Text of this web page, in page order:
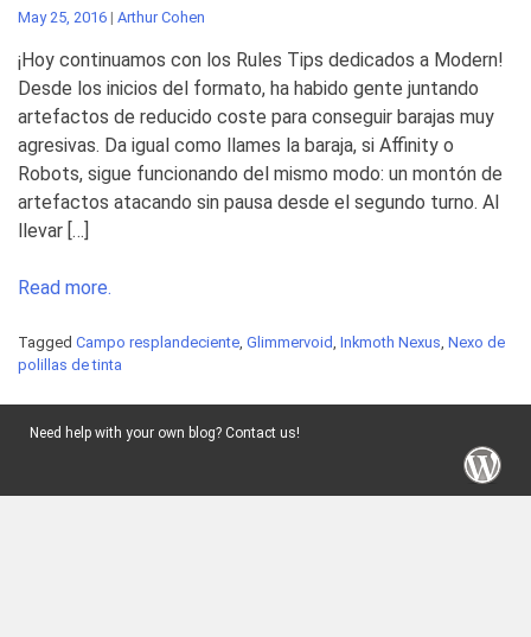
May 25, 2016 | Arthur Cohen
¡Hoy continuamos con los Rules Tips dedicados a Modern!
Desde los inicios del formato, ha habido gente juntando
artefactos de reducido coste para conseguir barajas muy
agresivas. Da igual como llames la baraja, si Affinity o
Robots, sigue funcionando del mismo modo: un montón de
artefactos atacando sin pausa desde el segundo turno. Al
llevar […]
Read more.
Tagged Campo resplandeciente, Glimmervoid, Inkmoth Nexus, Nexo de
polillas de tinta
Need help with your own blog? Contact us!